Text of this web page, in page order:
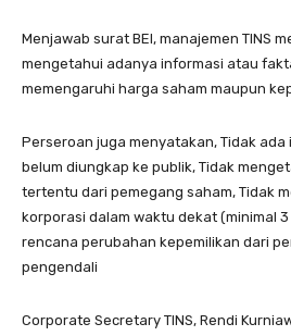
Menjawab surat BEI, manajemen TINS
mengetahui adanya informasi atau
memengaruhi harga saham maupun
Perseroan juga menyatakan, Tidak
belum diungkap ke publik, Tidak
tertentu dari pemegang saham, Tidak
korporasi dalam waktu dekat (minimal
rencana perubahan kepemilikan dari
pengendali
Corporate Secretary TINS, Rendi